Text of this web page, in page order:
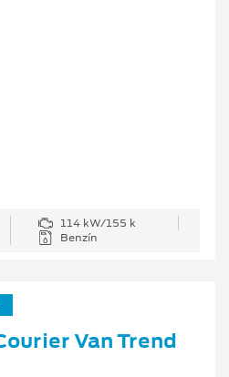
114 kW/155 k
Benzín
Van Trend